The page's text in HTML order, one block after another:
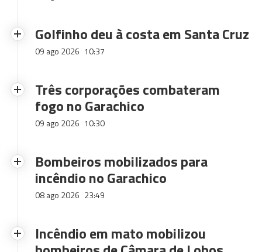
Golfinho deu à costa em Santa Cruz
09 ago 2026 10:37
Três corporações combateram
fogo no Garachico
09 ago 2026 10:30
Bombeiros mobilizados para
incêndio no Garachico
08 ago 2026 23:49
Incêndio em mato mobilizou